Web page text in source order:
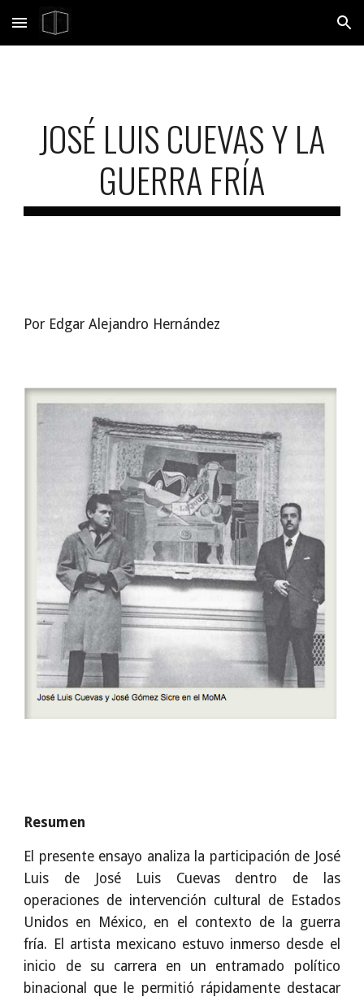
Skip to main content Skip to navigation
JOSÉ LUIS CUEVAS Y LA
GUERRA FRÍA
Por Edgar Alejandro Hernández
Resumen
El presente ensayo analiza la participación de José
Luis de José Luis Cuevas dentro de las
operaciones de intervención cultural de Estados
Unidos en México, en el contexto de la guerra
fría. El artista mexicano estuvo inmerso desde el
inicio de su carrera en un entramado político
binacional que le permitió rápidamente destacar